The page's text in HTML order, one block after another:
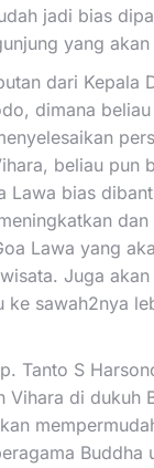
jadi bias
yang
dari Kepala
dimana
beliau pun
Lawa bias
Lawa yang
Juga
ke sawah2nya
Tanto S
Vihara di dukuh
Buddha